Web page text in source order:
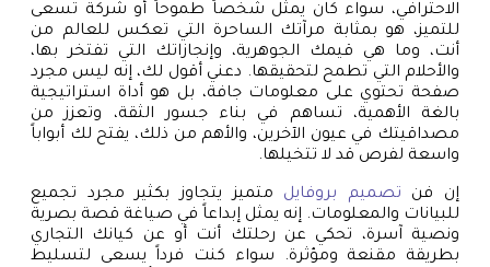
الاحترافي، سواء كان يمثل شخصاً طموحاً أو شركة تسعى
للتميز، هو بمثابة مرآتك الساحرة التي تعكس للعالم من
أنت، وما هي قيمك الجوهرية، وإنجازاتك التي تفتخر بها،
والأحلام التي تطمح لتحقيقها. دعني أقول لك، إنه ليس مجرد
صفحة تحتوي على معلومات جافة، بل هو أداة استراتيجية
بالغة الأهمية، تساهم في بناء جسور الثقة، وتعزز من
مصداقيتك في عيون الآخرين، والأهم من ذلك، يفتح لك أبواباً
واسعة لفرص قد لا تتخيلها.
إن فن تصميم بروفايل متميز يتجاوز بكثير مجرد تجميع
للبيانات والمعلومات. إنه يمثل إبداعاً في صياغة قصة بصرية
ونصية آسرة، تحكي عن رحلتك أنت أو عن كيانك التجاري
بطريقة مقنعة ومؤثرة. سواء كنت فرداً يسعى لتسليط